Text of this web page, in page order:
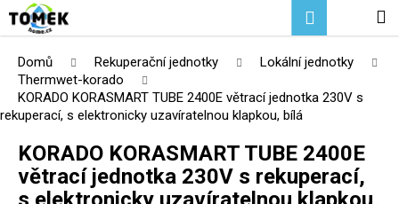
Přejít
na
Hledat Nákupní
Domů Rekuperační jednotky
Lokální jednotky
Thermwet-korado
KORADO KORASMART TUBE 2400E větrací jednotka 230V s
rekuperací, s elektronicky uzavíratelnou klapkou, bílá
KORADO KORASMART TUBE 2400E
větrací jednotka 230V s rekuperací,
K
o
C
o
p
o
t